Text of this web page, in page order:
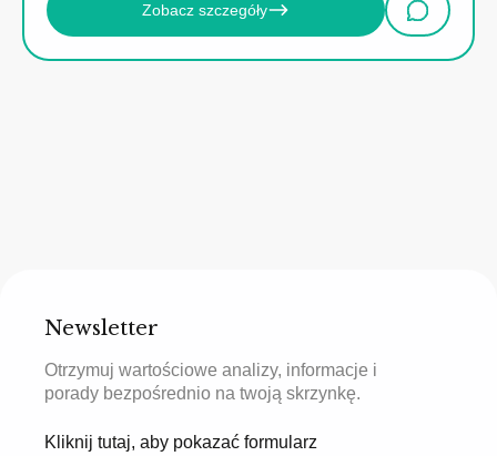
Zobacz szczegóły
Newsletter
Otrzymuj wartościowe analizy, informacje i
porady bezpośrednio na twoją skrzynkę.
Kliknij tutaj, aby pokazać formularz